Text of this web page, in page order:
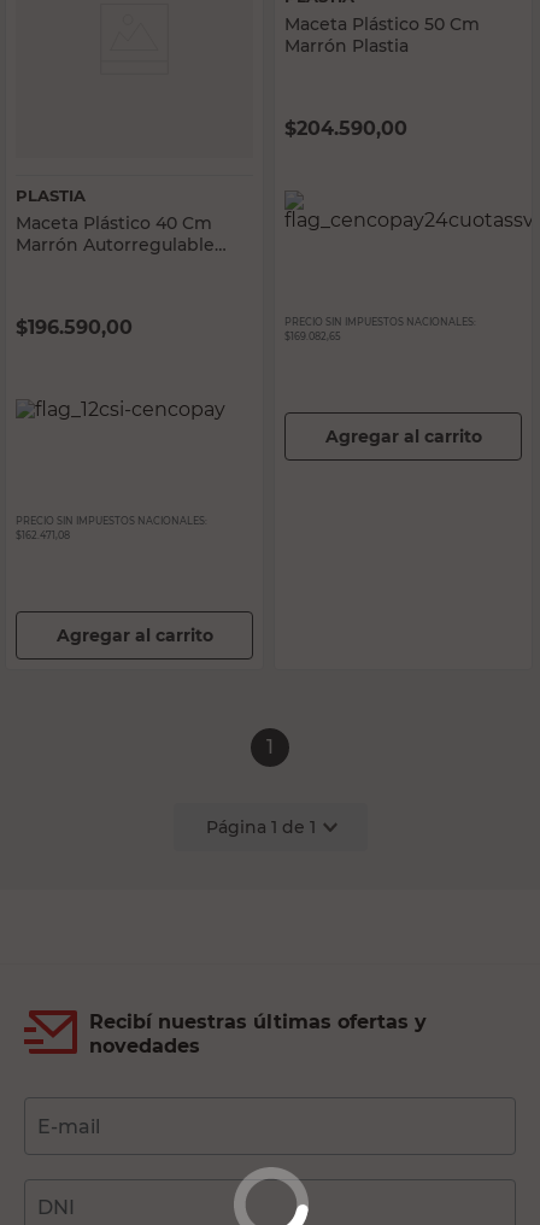
PLASTIA
Maceta Plástico 40 Cm
Marrón Autorregulable
$196.590,00
PRECIO SIN IMPUESTOS NACIONALES:
$162.471,08
Agregar al carrito
Maceta Plástico 50 Cm
Marrón Plastia
$204.590,00
PRECIO SIN IMPUESTOS NACIONALES:
$169.082,65
Agregar al carrito
1
Página 1 de 1
Recibí nuestras últimas ofertas y
novedades
E-mail
DNI